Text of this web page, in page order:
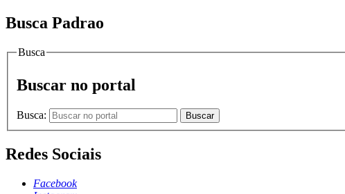
Busca Padrao
Busca
Buscar no portal
Busca: Buscar
Redes Sociais
Facebook